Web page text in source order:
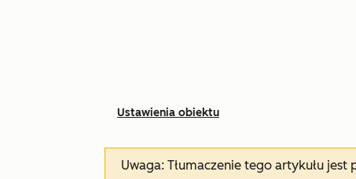
Ustawienia obiektu
Uwaga: Tłumaczenie tego artykułu